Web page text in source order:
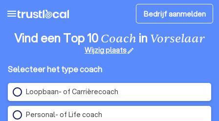
menu Bedrijf aanmelden
Vind een Top 10Coach in Vorselaar
Wijzig plaatsedit
Selecteer het type coach
Loopbaan- of Carrièrecoach
Personal- of Life coach